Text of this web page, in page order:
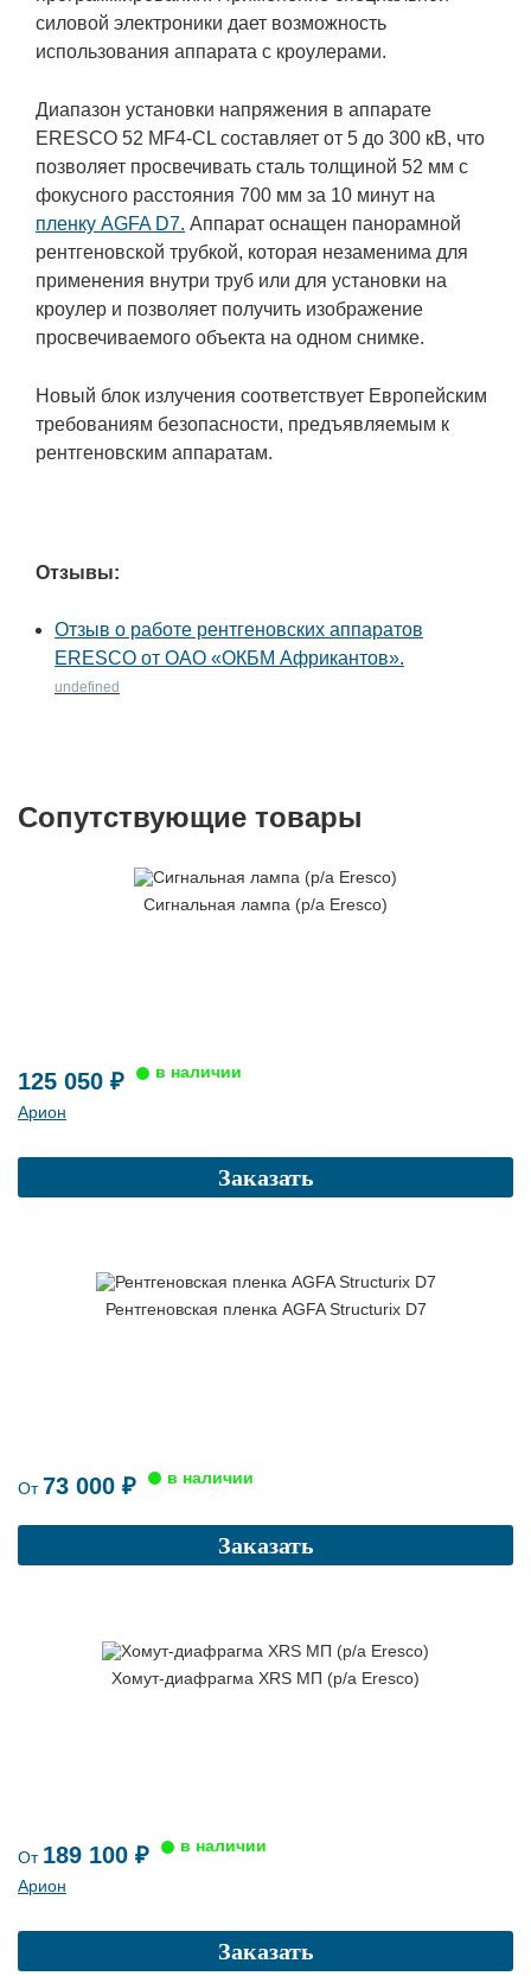
силовой электроники дает возможность
использования аппарата с кроулерами.
Диапазон установки напряжения в аппарате
ERESCO 52 MF4-СL составляет от 5 до 300 кВ, что
позволяет просвечивать сталь толщиной 52 мм с
фокусного расстояния 700 мм за 10 минут на
пленку AGFA D7. Аппарат оснащен панорамной
рентгеновской трубкой, которая незаменима для
применения внутри труб или для установки на
кроулер и позволяет получить изображение
просвечиваемого объекта на одном снимке.
Новый блок излучения соответствует Европейским
требованиям безопасности, предъявляемым к
рентгеновским аппаратам.
Отзывы:
Отзыв о работе рентгеновских аппаратов
ERESCO от ОАО «ОКБМ Африкантов».
undefined
Сопутствующие товары
Сигнальная лампа (р/а Eresco)
125 050 ₽
Арион
Заказать
Рентгеновская пленка AGFA Structurix D7
От73 000 ₽
Заказать
Хомут-диафрагма XRS МП (р/а Eresco)
От 189 100 ₽
Арион
Заказать